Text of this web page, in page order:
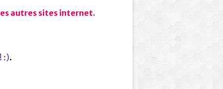
autres sites internet.
:).